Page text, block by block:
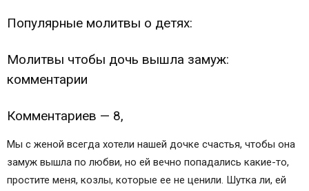
Популярные молитвы о детях:
Молитвы чтобы дочь вышла замуж:
комментарии
Комментариев — 8,
Мы с женой всегда хотели нашей дочке счастья, чтобы она
замуж вышла по любви, но ей вечно попадались какие-то,
простите меня, козлы, которые ее не ценили. Шутка ли, ей